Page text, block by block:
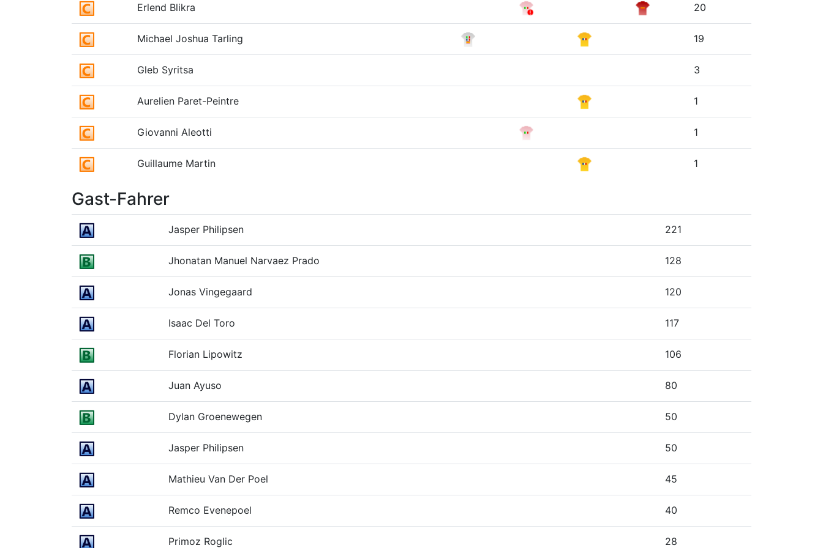
Erlend Blikra 20
Michael Joshua Tarling 19
Gleb Syritsa 3
Aurelien Paret-Peintre 1
Giovanni Aleotti 1
Guillaume Martin 1
Gast-Fahrer
Jasper Philipsen 221
Jhonatan Manuel Narvaez Prado 128
Jonas Vingegaard 120
Isaac Del Toro 117
Florian Lipowitz 106
Juan Ayuso 80
Dylan Groenewegen 50
Jasper Philipsen 50
Mathieu Van Der Poel 45
Remco Evenepoel 40
Primoz Roglic 28